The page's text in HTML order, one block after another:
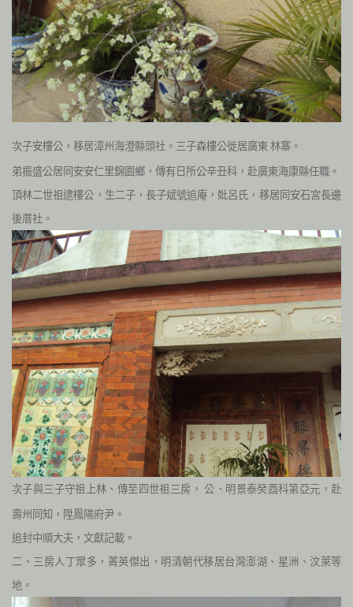
次子安樓公，移居漳州海澄縣頭社。三子森樓公徙居廣東林寨。
弟振盛公居同安安仁里錦園鄉，傳有日所公辛丑科，赴廣東海康縣任職。
頂林二世祖逮樓公，生二子，長子斌號追庵，妣呂氏，移居同安石宮長邊
後厝社。
次子與三子守祖上林、傳至四世祖三房， 公、明景泰癸酉科第亞元，赴
壽州同知，陞鳳陽府尹。
追封中順大夫，文獻記載。
二、三房人丁眾多，菁英傑出，明清朝代移居台灣澎湖、星洲、汶萊等
地。